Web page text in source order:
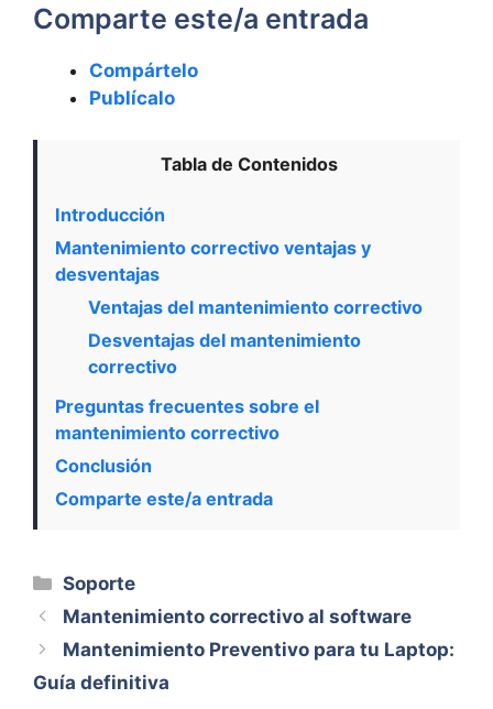
Comparte este/a entrada
Compártelo
Publícalo
Tabla de Contenidos
Introducción
Mantenimiento correctivo ventajas y
desventajas
Ventajas del mantenimiento correctivo
Desventajas del mantenimiento
correctivo
Preguntas frecuentes sobre el
mantenimiento correctivo
Conclusión
Comparte este/a entrada
Categorías
Soporte
Mantenimiento correctivo al software
Mantenimiento Preventivo para tu Laptop:
Guía definitiva